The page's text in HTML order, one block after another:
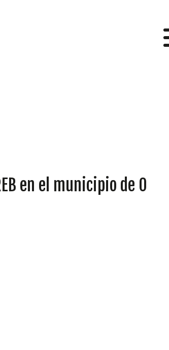
en el municipio de O